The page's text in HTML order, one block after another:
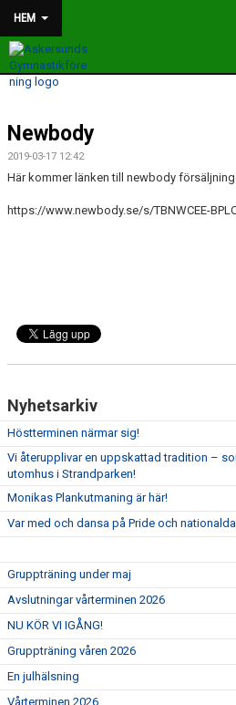
HEM
HEM
SOMMARTRÄNING
MONIKAS PLANKUTMANING
TRÄNINGSTIDER OCH GRUPPER
BILDER OCH FILMER
NYHETER
KONTAKT
Newbody
2019-03-17 12:42
Här kommer länken till newbody
https://www.newbody.se/s/TBNWCEE-
Nyhetsarkiv
Höstterminen närmar sig!
Vi återupplivar en uppskattad tradition –
utomhus i Strandparken!
Monikas Plankutmaning är här!
Var med och dansa på Pride och
Gruppträning under maj
Avslutningar vårterminen 2026
NU KÖR VI IGÅNG!
Gruppträning våren 2026
En julhälsning
Vårterminen 2026